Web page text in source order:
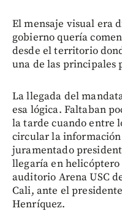
El mensaje visual era
gobierno quería
desde el territorio
una de las principales
La llegada del
esa lógica. Faltaban
la tarde cuando entre
circular la
juramentado
llegaría en
auditorio Arena USC
Cali, ante el
Henríquez.